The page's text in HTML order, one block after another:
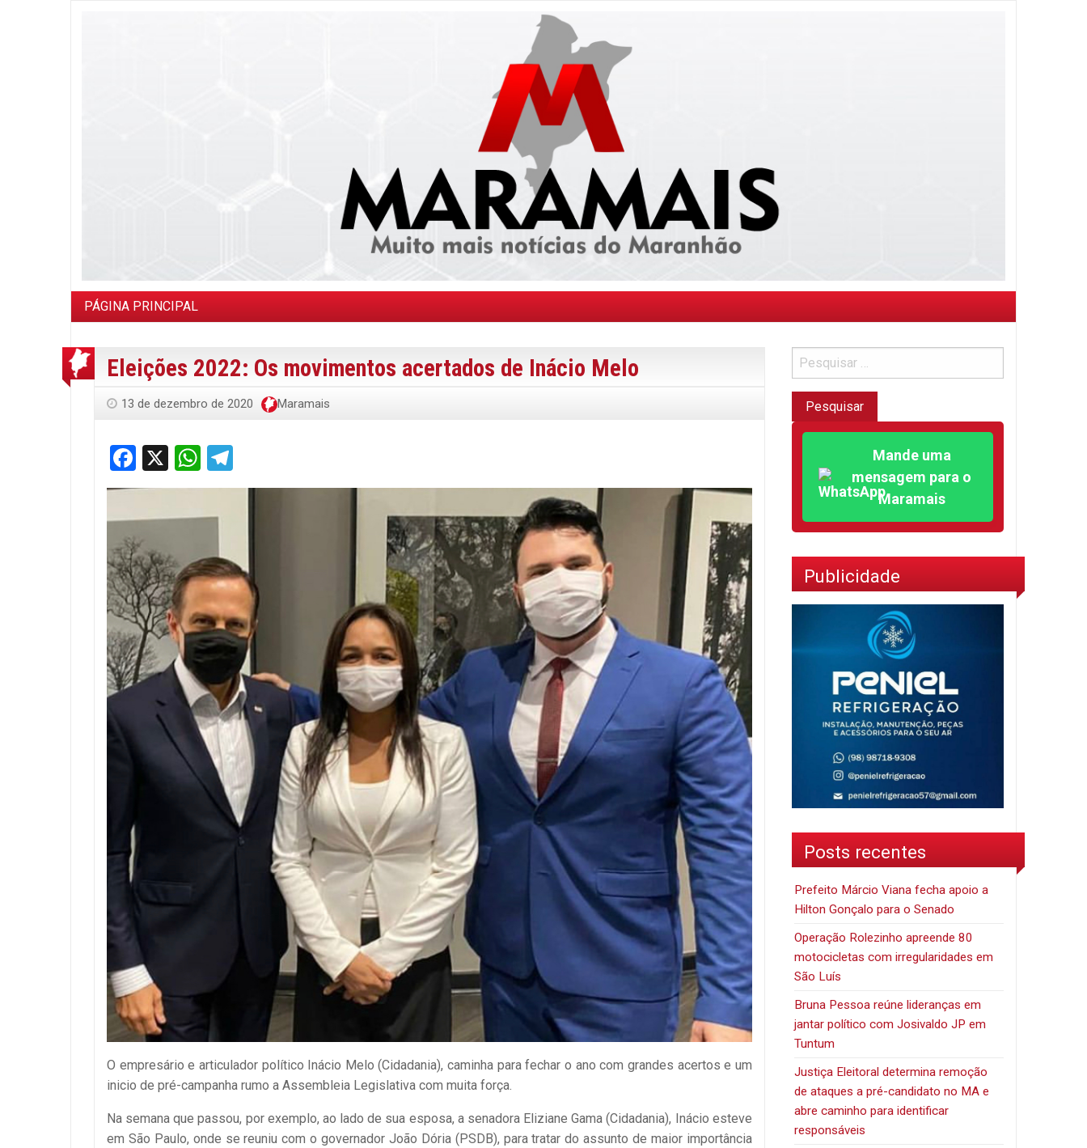
PÁGINA PRINCIPAL
Eleições 2022: Os movimentos acertados de Inácio Melo
13 de dezembro de 2020 Maramais
Facebook
X WhatsApp
O empresário e articulador político Inácio Melo (Cidadania), caminha para fechar o ano com grandes acertos e um
inicio de pré-campanha rumo a Assembleia Legislativa com muita força.
Na semana que passou, por exemplo, ao lado de sua esposa, a senadora Eliziane Gama (Cidadania), Inácio esteve
em São Paulo, onde se reuniu com o governador João Dória (PSDB), para tratar do assunto de maior importância
Mande uma
mensagem para o
Maramais
Publicidade
Posts recentes
Prefeito Márcio Viana fecha apoio a
Hilton Gonçalo para o Senado
Operação Rolezinho apreende 80
motocicletas com irregularidades em
São Luís
Bruna Pessoa reúne lideranças em
jantar político com Josivaldo JP em
Tuntum
Justiça Eleitoral determina remoção
de ataques a pré-candidato no MA e
abre caminho para identificar
responsáveis